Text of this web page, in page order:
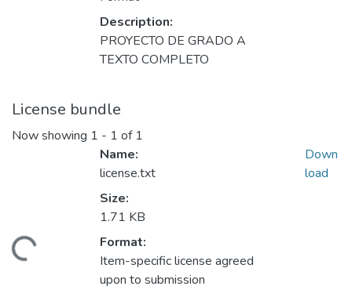
Description:
PROYECTO DE GRADO A
TEXTO COMPLETO
License bundle
Now showing 1 - 1 of 1
Name:
license.txt
Size:
1.71 KB
Format:
Item-specific license agreed
upon to submission
Down
load